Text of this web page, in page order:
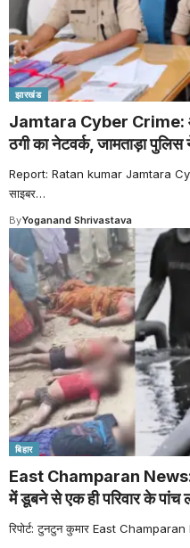
झारखंड
Jamtara Cyber Crime:
ठगी का नेटवर्क, जामताड़ा पुलिस
Report: Ratan kumar Jamtara
साइबर…
ByYoganand Shrivastava
बिहार
East Champaran News:
में डूबने से एक ही परिवार के पांच
रिपोर्ट: टुनटुन कुमार East Champaran